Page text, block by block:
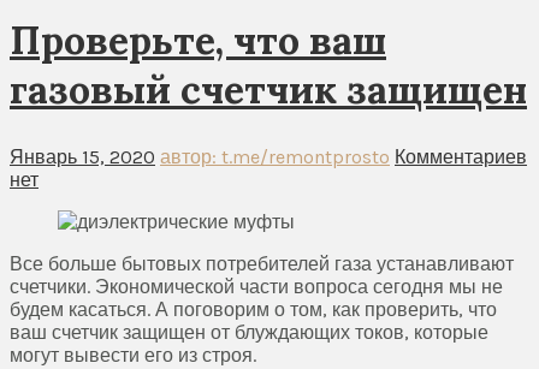
Проверьте, что ваш
газовый счетчик защищен
Январь 15, 2020 автор: t.me/remontprosto Комментариев
нет
Все больше бытовых потребителей газа устанавливают
счетчики. Экономической части вопроса сегодня мы не
будем касаться. А поговорим о том, как проверить, что
ваш счетчик защищен от блуждающих токов, которые
могут вывести его из строя.